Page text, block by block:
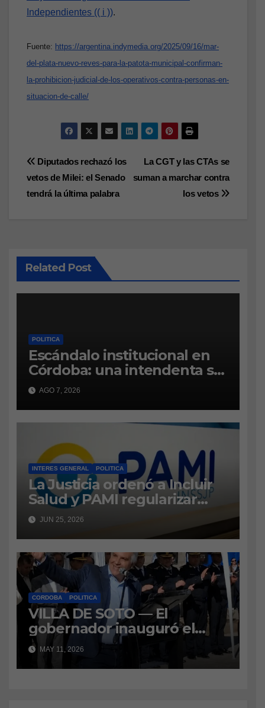
Independientes (( i )).
Fuente: https://argentina.indymedia.org/2025/09/16/mar-
del-plata-nuevo-reves-para-la-patota-municipal-confirman-
la-prohibicion-judicial-de-los-operativos-contra-personas-en-
situacion-de-calle/
Navegación
de
La CGT y las CTAs se
suman a marchar contra
los vetos
Diputados rechazó los
vetos de Milei: el Senado
tendrá la última palabra
Related Post
POLITICA
Escándalo institucional en
Córdoba: una intendenta se
atrinchera en el municipio y
se niega a dejar el cargo
AGO 7, 2026
INTERES GENERAL POLITICA
La Justicia ordenó a Incluir
Salud y PAMI regularizar
pagos por prestaciones para
personas con discapacidad
JUN 25, 2026
CORDOBA POLITICA
VILLA DE SOTO — El
gobernador inauguró el
Centro Anexo de la Escuela
de Suboficiales de Policía
“Gral. Manuel Belgrano” y
MAY 11, 2026